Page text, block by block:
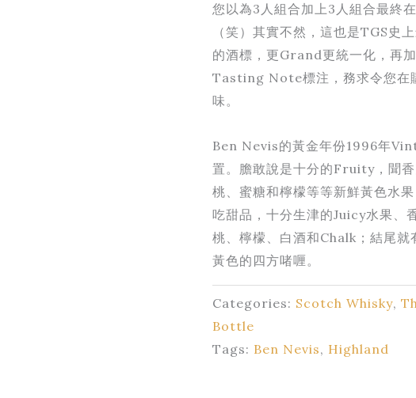
您以為3人組合加上3人組合最終
（笑）其實不然，這也是TGS史
的酒標，更Grand更統一化，再
Tasting Note標注，務求令您在
味。
Ben Nevis的黃金年份1996年
置。膽敢說是十分的Fruity，聞
桃、蜜糖和檸檬等等新鮮黃色水
吃甜品，十分生津的Juicy水果、
桃、檸檬、白酒和Chalk；結尾就
黃色的四方啫喱。
Categories: Scotch Whisky,
Bottle
Tags: Ben Nevis, Highland